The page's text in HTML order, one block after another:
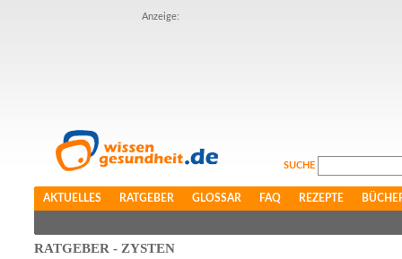
Anzeige:
SUCHE
AKTUELLES RATGEBER GLOSSAR FAQ REZEPTE
RATGEBER - ZYSTEN